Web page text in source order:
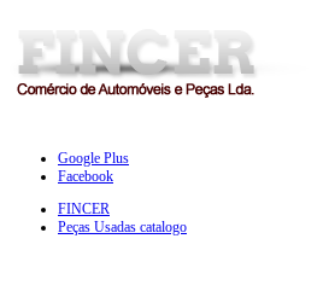
Google Plus
Facebook
FINCER
Peças Usadas catalogo